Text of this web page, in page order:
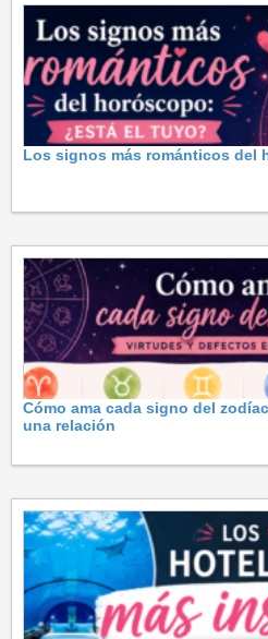
Los signos más románticos del
Cómo ama cada signo del
una relación